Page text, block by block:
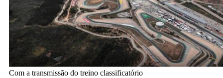
Com a transmissão do treino classificatório